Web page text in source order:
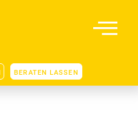
BERATEN LASSEN